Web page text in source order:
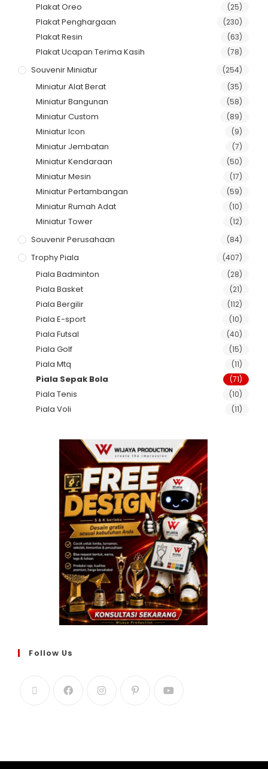
Plakat Oreo (25)
Plakat Penghargaan (230)
Plakat Resin (63)
Plakat Ucapan Terima Kasih (78)
Souvenir Miniatur (254)
Miniatur Alat Berat (35)
Miniatur Bangunan (58)
Miniatur Custom (89)
Miniatur Icon (9)
Miniatur Jembatan (7)
Miniatur Kendaraan (50)
Miniatur Mesin (17)
Miniatur Pertambangan (59)
Miniatur Rumah Adat (10)
Miniatur Tower (12)
Souvenir Perusahaan (84)
Trophy Piala (407)
Piala Badminton (28)
Piala Basket (21)
Piala Bergilir (112)
Piala E-sport (10)
Piala Futsal (40)
Piala Golf (15)
Piala Mtq (11)
Piala Sepak Bola (71)
Piala Tenis (10)
Piala Voli (11)
Follow Us